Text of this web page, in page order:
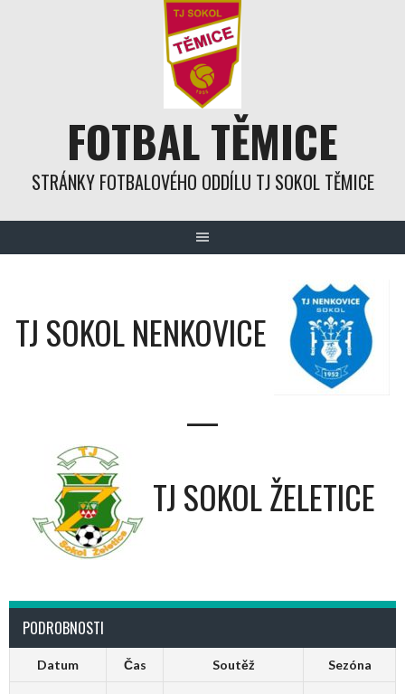
FOTBAL TĚMICE
STRÁNKY FOTBALOVÉHO ODDÍLU TJ SOKOL TĚMICE
TJ SOKOL NENKOVICE
—
TJ SOKOL ŽELETICE
PODROBNOSTI
Datum Čas Soutěž Sezóna